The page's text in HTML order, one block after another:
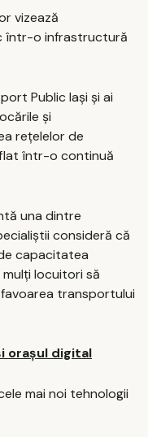
vizează
într-o infrastructură
Public Iași și ai
și
rețelelor de
într-o continuă
una dintre
consideră că
capacitatea
locuitori să
transportului
orașul digital
mai noi tehnologii